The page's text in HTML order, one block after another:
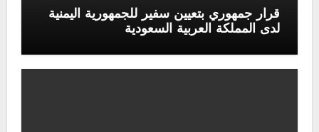
قرار جمهوري بتعيين سفير للجمهورية اليمنية
لدى المملكة العربية السعودية